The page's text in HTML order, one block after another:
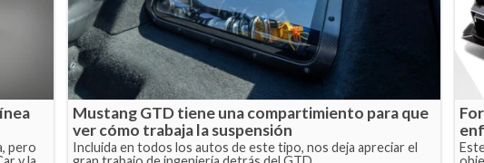
pero
Mustang GTD tiene una compartimiento para que
ver cómo trabaja la suspensión
Incluida en todos los autos de este tipo, nos deja apreciar el